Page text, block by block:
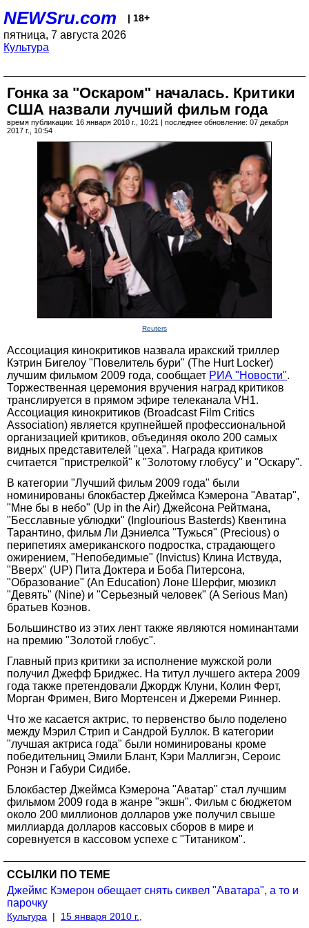
NEWSru.com | 18+
пятница, 7 августа 2026
Культура
Гонка за "Оскаром" началась. Критики
США назвали лучший фильм года
время публикации: 16 января 2010 г., 10:21 | последнее обновление: 07 декабря
2017 г., 10:54
Reuters
Ассоциация кинокритиков назвала иракский триллер
Кэтрин Бигелоу "Повелитель бури" (The Hurt Locker)
лучшим фильмом 2009 года, сообщает РИА "Новости".
Торжественная церемония вручения наград критиков
транслируется в прямом эфире телеканала VH1.
Ассоциация кинокритиков (Broadcast Film Critics
Association) является крупнейшей профессиональной
организацией критиков, объединяя около 200 самых
видных представителей "цеха". Награда критиков
считается "пристрелкой" к "Золотому глобусу" и "Оскару".
В категории "Лучший фильм 2009 года" были
номинированы блокбастер Джеймса Кэмерона "Аватар",
"Мне бы в небо" (Up in the Air) Джейсона Рейтмана,
"Бесславные ублюдки" (Inglourious Basterds) Квентина
Тарантино, фильм Ли Дэниелса "Тужься" (Precious) о
перипетиях американского подростка, страдающего
ожирением, "Непобедимые" (Invictus) Клина Иствуда,
"Вверх" (UP) Пита Доктера и Боба Питерсона,
"Образование" (An Education) Лоне Шерфиг, мюзикл
"Девять" (Nine) и "Серьезный человек" (A Serious Man)
братьев Коэнов.
Большинство из этих лент также являются номинантами
на премию "Золотой глобус".
Главный приз критики за исполнение мужской роли
получил Джефф Бриджес. На титул лучшего актера 2009
года также претендовали Джордж Клуни, Колин Ферт,
Морган Фримен, Виго Мортенсен и Джереми Риннер.
Что же касается актрис, то первенство было поделено
между Мэрил Стрип и Сандрой Буллок. В категории
"лучшая актриса года" были номинированы кроме
победительниц Эмили Блант, Кэри Маллигэн, Сероис
Ронэн и Габури Сидибе.
Блокбастер Джеймса Кэмерона "Аватар" стал лучшим
фильмом 2009 года в жанре "экшн". Фильм с бюджетом
около 200 миллионов долларов уже получил свыше
миллиарда долларов кассовых сборов в мире и
соревнуется в кассовом успехе с "Титаником".
ССЫЛКИ ПО ТЕМЕ
Джеймс Кэмерон обещает снять сиквел "Аватара", а то и
парочку
Культура | 15 января 2010 г.,